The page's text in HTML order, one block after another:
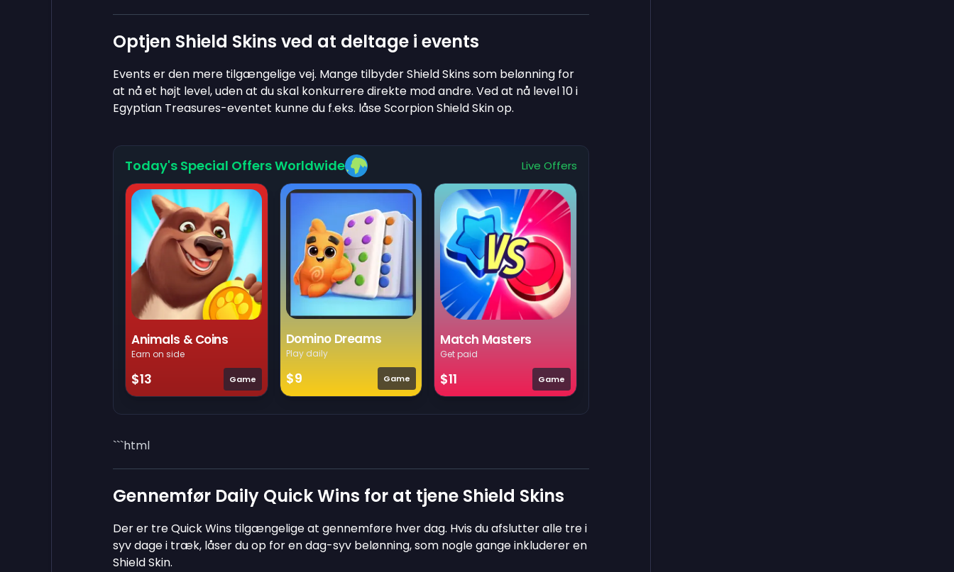
Optjen Shield Skins ved at deltage i events
Events er den mere tilgængelige vej. Mange tilbyder Shield Skins som belønning for
at nå et højt level, uden at du skal konkurrere direkte mod andre. Ved at nå level 10 i
Egyptian Treasures-eventet kunne du f.eks. låse Scorpion Shield Skin op.
Today's Special Offers Worldwide Live Offers
Animals & Coins
Earn on side
$13 Game
Domino Dreams
Play daily
$9 Game
Match Masters
Get paid
$11 Game
```html
Gennemfør Daily Quick Wins for at tjene Shield Skins
Der er tre Quick Wins tilgængelige at gennemføre hver dag. Hvis du afslutter alle tre i
syv dage i træk, låser du op for en dag-syv belønning, som nogle gange inkluderer en
Shield Skin.